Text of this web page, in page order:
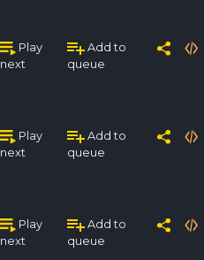
Play
next
Add to
queue
Play
next
Add to
queue
Play
next
Add to
queue